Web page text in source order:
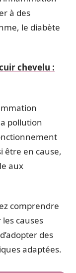
à des
le diabète
chevelu :
pollution
être en cause,
aux
comprendre
causes
des
adaptées.